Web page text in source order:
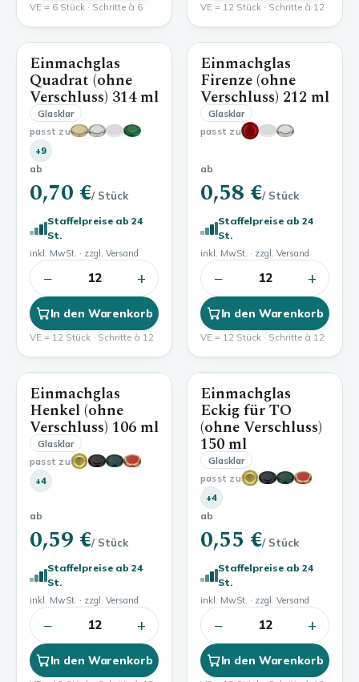
VE = 6 Stück · Schritte à 6 VE = 12 Stück · Schritte à 12
314 ml
Einmachglas
Quadrat (ohne
Verschluss) 314 ml
Glasklar
passt zu
+9
ab
0,70 €/ Stück
Staffelpreise ab 24
St.
inkl. MwSt. · zzgl. Versand
− 12 +
In den Warenkorb
VE = 12 Stück · Schritte à 12
212 ml
Einmachglas
Firenze (ohne
Verschluss) 212 ml
Glasklar
passt zu
ab
0,58 €/ Stück
Staffelpreise ab 24
St.
inkl. MwSt. · zzgl. Versand
− 12 +
In den Warenkorb
VE = 12 Stück · Schritte à 12
106 ml
Einmachglas
Henkel (ohne
Verschluss) 106 ml
Glasklar
passt zu
+4
ab
0,59 €/ Stück
Staffelpreise ab 24
St.
inkl. MwSt. · zzgl. Versand
− 12 +
In den Warenkorb
150 ml
Einmachglas
Eckig für TO
(ohne Verschluss)
150 ml
Glasklar
passt zu
+4
ab
0,55 €/ Stück
Staffelpreise ab 24
St.
inkl. MwSt. · zzgl. Versand
− 12 +
In den Warenkorb